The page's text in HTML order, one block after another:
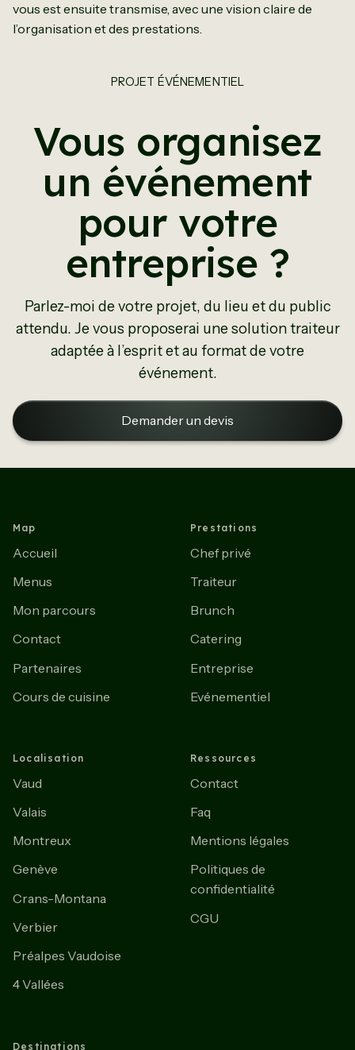
vous est ensuite transmise, avec une vision claire de
l’organisation et des prestations.
PROJET ÉVÉNEMENTIEL
Vous organisez
un événement
pour votre
entreprise ?
Parlez-moi de votre projet, du lieu et du public
attendu. Je vous proposerai une solution traiteur
adaptée à l’esprit et au format de votre
événement.
Demander un devis
Map
Accueil
Menus
Mon parcours
Contact
Partenaires
Cours de cuisine
Prestations
Chef privé
Traiteur
Brunch
Catering
Entreprise
Evénementiel
Localisation
Vaud
Valais
Montreux
Genève
Crans-Montana
Verbier
Préalpes Vaudoise
4 Vallées
Ressources
Contact
Faq
Mentions légales
Politiques de
confidentialité
CGU
Destinations